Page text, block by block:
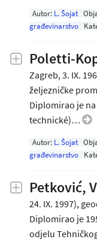
Autor: L. Šojat
građevinarstvo
Poletti-
Zagreb, 3. IX.
željezničke
Diplomirao je
technické)…
Autor: L. Šojat
građevinarstvo
Petković,
24. IX. 1997),
Diplomirao je
odjelu